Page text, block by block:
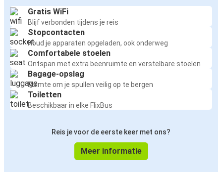
Gratis WiFi
Blijf verbonden tijdens je reis
Stopcontacten
Houd je apparaten opgeladen, ook onderweg
Comfortabele stoelen
Ontspan met extra beenruimte en verstelbare stoelen
Bagage-opslag
Ruimte om je spullen veilig op te bergen
Toiletten
Beschikbaar in elke FlixBus
Reis je voor de eerste keer met ons?
Meer informatie